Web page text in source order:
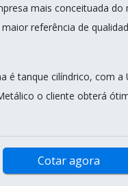
mais conceituada do
referência de
é tanque cilíndrico, com a
o cliente obterá
Cotar agora